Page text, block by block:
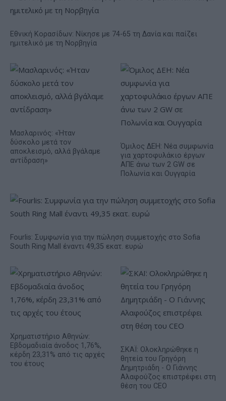
Εθνική Κορασίδων: Νίκησε με 74-65 τη Δανία και παίζει
ημιτελικό με τη Νορβηγία
Μασλαρινός: «Ήταν
δύσκολο μετά τον
αποκλεισμό, αλλά βγάλαμε
αντίδραση»
Όμιλος ΔΕΗ: Νέα συμφωνία
για χαρτοφυλάκιο έργων
ΑΠΕ άνω των 2 GW σε
Πολωνία και Ουγγαρία
Fourlis: Συμφωνία για την πώληση συμμετοχής στο Sofia
South Ring Mall έναντι 49,35 εκατ. ευρώ
Χρηματιστήριο Αθηνών:
Εβδομαδιαία άνοδος 1,76%,
κέρδη 23,31% από τις αρχές
του έτους
ΣΚΑΪ: Ολοκληρώθηκε η
θητεία του Γρηγόρη
Δημητριάδη - Ο Γιάννης
Αλαφούζος επιστρέφει στη
θέση του CEO